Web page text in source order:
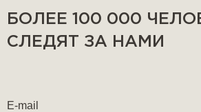
БОЛЕЕ 100 000
СЛЕДЯТ ЗА НАМИ